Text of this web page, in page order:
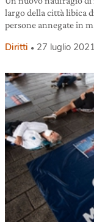
largo della città libica
persone annegate in
Diritti 27 luglio 2021